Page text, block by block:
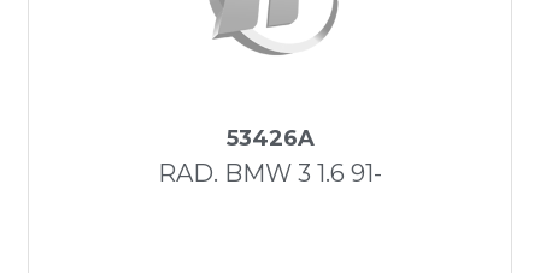
53426A
RAD. BMW 3 1.6 91-